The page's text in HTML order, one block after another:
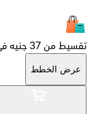
تقسيط من 37 جنيه فى الشهر حتى 24 الشهر
عرض الخطط